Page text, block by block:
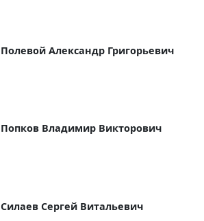
Полевой Александр Григорьевич
Попков Владимир Викторович
Силаев Сергей Витальевич